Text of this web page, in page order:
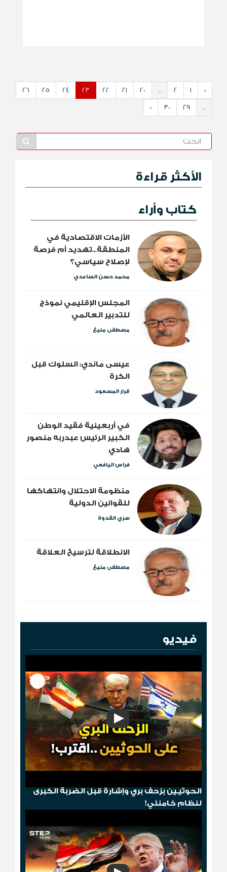
«
1
2
...
20
21
22
23
24
25
26
...
29
30
»
الأكثر قراءة
كتاب وأراء
الأزمات الاقتصادية في
المنطقة...تهديد أم فرصة
لإصلاح سياسي؟
محمد حسن الساعدي
المجلس الإقليمي نموذج
للتدبير العالمي
مصطفى منيغ
عيسى ماندي: السلوك قبل
الكرة
قرار المسعود
​في أربعينية فقيد الوطن
الكبير الرئيس عبدربه منصور
هادي
فراس اليافعي
منظومة الاحتلال وانتهاكها
للقوانين الدولية
سري القدوة
الانطلاقة لترسيخ العلاقة
مصطفى منيغ
فيديو
الحوثيـين بزحف بري وإشارة قبل الضربة الكبرى
لنظام خامنئي!